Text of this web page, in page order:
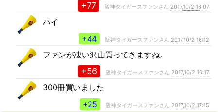
+77 阪神タイガースファンさん 2017,10/2 16:07
ハイ
+44
阪神タイガースファンさん 2017,10/2 16:12
ファンが凄い沢山買ってきますね。
+56 阪神タイガースファンさん 2017,10/2 16:17
300冊買いました
+25
阪神タイガースファンさん 2017,10/2 17:15